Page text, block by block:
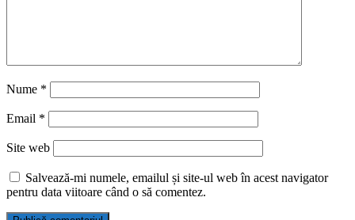
Nume *
Email *
Site web
Salvează-mi numele, emailul și site-ul web în acest navigator
pentru data viitoare când o să comentez.